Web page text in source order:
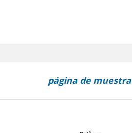
página de muestra